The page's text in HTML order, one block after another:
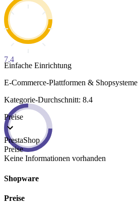
7.4
Einfache Einrichtung
E-Commerce-Plattformen & Shopsysteme
Kategorie-Durchschnitt: 8.4
Preise
PrestaShop
Preise
Keine Informationen vorhanden
Shopware
Preise